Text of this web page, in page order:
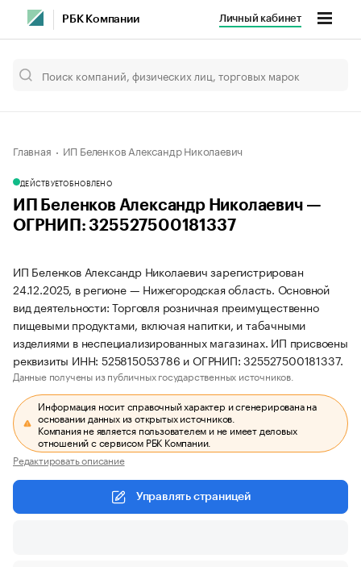
РБК Компании Личный кабинет
Главная ИП Беленков Александр Николаевич
ДЕЙСТВУЕТОБНОВЛЕНО
ИП Беленков Александр Николаевич —
ОГРНИП: 325527500181337
ИП Беленков Александр Николаевич зарегистрирован
24.12.2025, в регионе — Нижегородская область. Основной
вид деятельности: Торговля розничная преимущественно
пищевыми продуктами, включая напитки, и табачными
изделиями в неспециализированных магазинах. ИП присвоены
реквизиты ИНН: 525815053786 и ОГРНИП: 325527500181337.
Данные получены из публичных государственных источников.
Информация носит справочный характер и сгенерирована на
основании данных из открытых источников.
Компания не является пользователем и не имеет деловых
отношений с сервисом РБК Компании.
Редактировать описание
Управлять страницей